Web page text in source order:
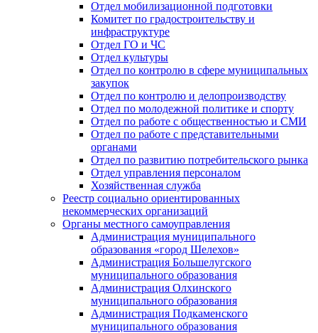
Отдел мобилизационной подготовки
Комитет по градостроительству и
инфраструктуре
Отдел ГО и ЧС
Отдел культуры
Отдел по контролю в сфере муниципальных
закупок
Отдел по контролю и делопроизводству
Отдел по молодежной политике и спорту
Отдел по работе с общественностью и СМИ
Отдел по работе с представительными
органами
Отдел по развитию потребительского рынка
Отдел управления персоналом
Хозяйственная служба
Реестр социально ориентированных
некоммерческих организаций
Органы местного самоуправления
Администрация муниципального
образования «город Шелехов»
Администрация Большелугского
муниципального образования
Администрация Олхинского
муниципального образования
Администрация Подкаменского
муниципального образования